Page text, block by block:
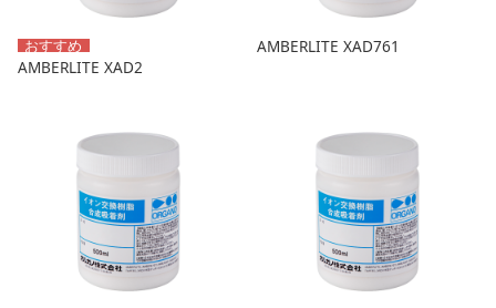
AMBERLITE XAD2
AMBERLITE XAD761